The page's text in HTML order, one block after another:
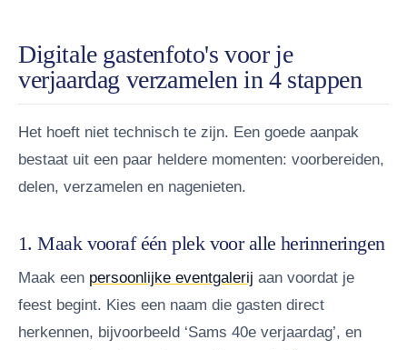
Digitale gastenfoto's voor je
verjaardag verzamelen in 4 stappen
Het hoeft niet technisch te zijn. Een goede aanpak
bestaat uit een paar heldere momenten: voorbereiden,
delen, verzamelen en nagenieten.
1. Maak vooraf één plek voor alle herinneringen
Maak een persoonlijke eventgalerij aan voordat je
feest begint. Kies een naam die gasten direct
herkennen, bijvoorbeeld ‘Sams 40e verjaardag’, en